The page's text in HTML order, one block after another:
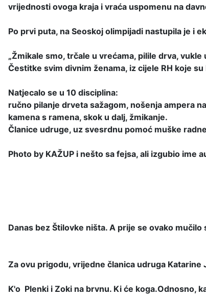
vrijednosti ovoga kraja i vraća uspomenu na
Po prvi puta, na Seoskoj olimpijadi nastupila je i
„Žmikale smo, trčale u vrećama, pilile drva,
Čestitke svim divnim ženama, iz cijele RH koje
Natjecalo se u 10 disciplina:
ručno pilanje drveta sažagom, nošenja ampera
kamena s ramena, skok u dalj, žmikanje.
Članice udruge, uz svesrdnu pomoć muške
Photo by KAŽUP i nešto sa fejsa, ali izgubio ime
Danas bez Štilovke ništa. A prije se ovako mučilo
Za ovu prigodu, vrijedne članica udruga
K'o Plenki i Zoki na brvnu. Ki će koga.Odnosno,